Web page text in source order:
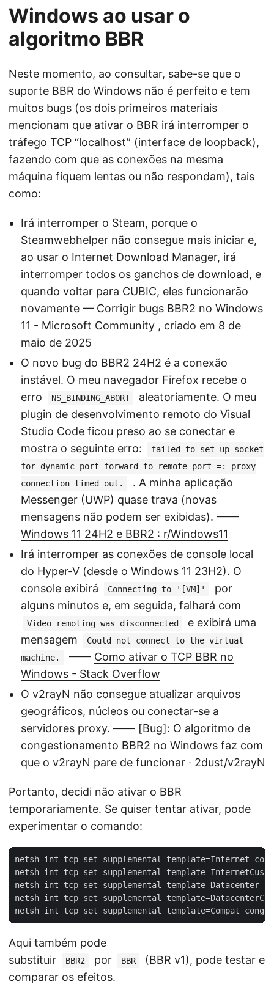
Windows ao usar o
algoritmo BBR
Neste momento, ao consultar, sabe-se que o
suporte BBR do Windows não é perfeito e tem
muitos bugs (os dois primeiros materiais
mencionam que ativar o BBR irá interromper o
tráfego TCP “localhost” (interface de loopback),
fazendo com que as conexões na mesma
máquina fiquem lentas ou não respondam), tais
como:
Irá interromper o Steam, porque o
Steamwebhelper não consegue mais iniciar e,
ao usar o Internet Download Manager, irá
interromper todos os ganchos de download, e
quando voltar para CUBIC, eles funcionarão
novamente — Corrigir bugs BBR2 no Windows
11 - Microsoft Community , criado em 8 de
maio de 2025
O novo bug do BBR2 24H2 é a conexão
instável. O meu navegador Firefox recebe o
erro
NS_BINDING_ABORT
aleatoriamente. O meu
plugin de desenvolvimento remoto do Visual
Studio Code ficou preso ao se conectar e
mostra o seguinte erro:
failed to set up socket
for dynamic port forward to remote port =: proxy
connection timed out.
. A minha aplicação
Messenger (UWP) quase trava (novas
mensagens não podem ser exibidas). ——
Windows 11 24H2 e BBR2 : r/Windows11
Irá interromper as conexões de console local
do Hyper-V (desde o Windows 11 23H2). O
console exibirá
Connecting to '[VM]'
por
alguns minutos e, em seguida, falhará com
Video remoting was disconnected
e exibirá uma
mensagem
Could not connect to the virtual
machine.
—— Como ativar o TCP BBR no
Windows - Stack Overflow
O v2rayN não consegue atualizar arquivos
geográficos, núcleos ou conectar-se a
servidores proxy. —— [Bug]: O algoritmo de
congestionamento BBR2 no Windows faz com
que o v2rayN pare de funcionar · 2dust/v2rayN
Portanto, decidi não ativar o BBR
temporariamente. Se quiser tentar ativar, pode
experimentar o comando:
netsh int tcp set supplemental template=Internet
netsh int tcp set supplemental
netsh int tcp set supplemental template=Datacenter
netsh int tcp set supplemental
Aqui também pode
substituir
BBR2 por BBR
(BBR v1), pode testar e
comparar os efeitos.